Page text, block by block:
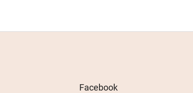
Facebook